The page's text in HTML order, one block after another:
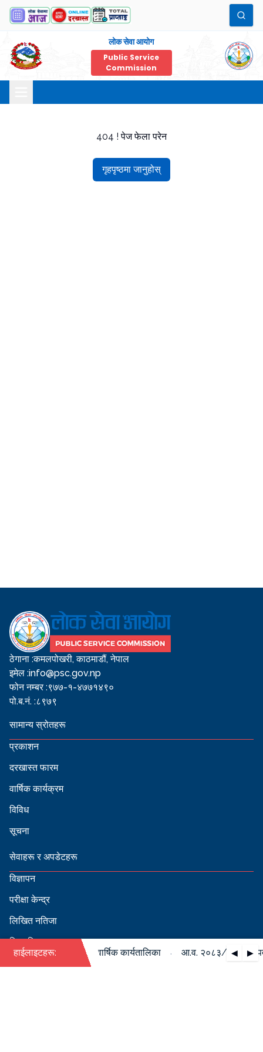
लोक सेवा आयोग
Public Service
Commission
404 ! पेज फेला परेन
गृहपृष्ठमा जानुहोस्
ठेगाना :कमलपोखरी, काठमाडौं, नेपाल
इमेल :info@psc.gov.np
फोन नम्बर :९७७-१-४७७१४९०
पो.ब.नं. :८९७९
सामान्य स्रोतहरू
प्रकाशन
दरखास्त फारम
वार्षिक कार्यक्रम
विविध
सूचना
सेवाहरू र अपडेटहरू
विज्ञापन
परीक्षा केन्द्र
लिखित नतिजा
सिफारिस
हाईलाइटहरू: ◀ ▶
०८४ को पदपूर्ति सम्बन्धी वार्षिक कार्यतालिका आ.व. २०८३/०८४ को